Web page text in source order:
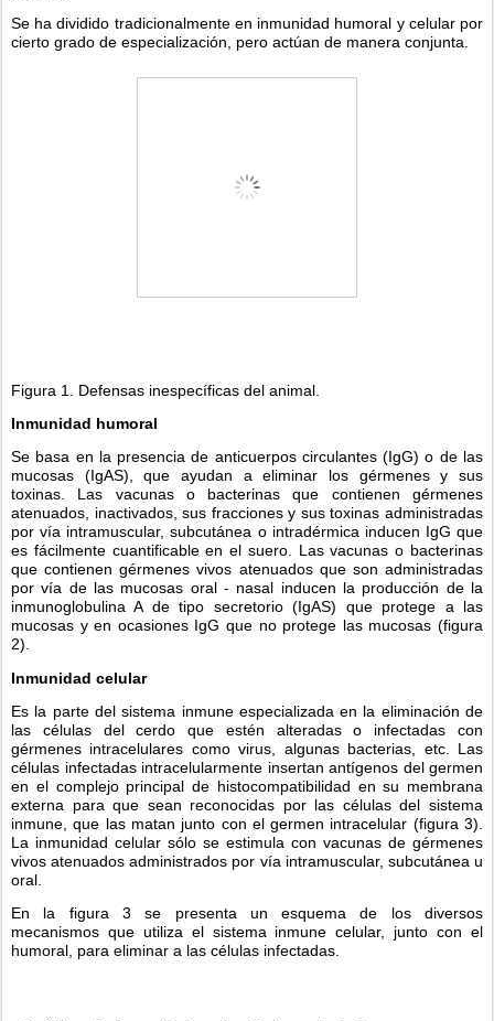
Se ha dividido tradicionalmente en inmunidad humoral y celular por
cierto grado de especialización, pero actúan de manera conjunta.
Figura 1. Defensas inespecíficas del animal.
Inmunidad humoral
Se basa en la presencia de anticuerpos circulantes (IgG) o de las
mucosas (IgAS), que ayudan a eliminar los gérmenes y sus
toxinas. Las vacunas o bacterinas que contienen gérmenes
atenuados, inactivados, sus fracciones y sus toxinas administradas
por vía intramuscular, subcutánea o intradérmica inducen IgG que
es fácilmente cuantificable en el suero. Las vacunas o bacterinas
que contienen gérmenes vivos atenuados que son administradas
por vía de las mucosas oral - nasal inducen la producción de la
inmunoglobulina A de tipo secretorio (IgAS) que protege a las
mucosas y en ocasiones IgG que no protege las mucosas (figura
2).
Inmunidad celular
Es la parte del sistema inmune especializada en la eliminación de
las células del cerdo que estén alteradas o infectadas con
gérmenes intracelulares como virus, algunas bacterias, etc. Las
células infectadas intracelularmente insertan antígenos del germen
en el complejo principal de histocompatibilidad en su membrana
externa para que sean reconocidas por las células del sistema
inmune, que las matan junto con el germen intracelular (figura 3).
La inmunidad celular sólo se estimula con vacunas de gérmenes
vivos atenuados administrados por vía intramuscular, subcutánea u
oral.
En la figura 3 se presenta un esquema de los diversos
mecanismos que utiliza el sistema inmune celular, junto con el
humoral, para eliminar a las células infectadas.